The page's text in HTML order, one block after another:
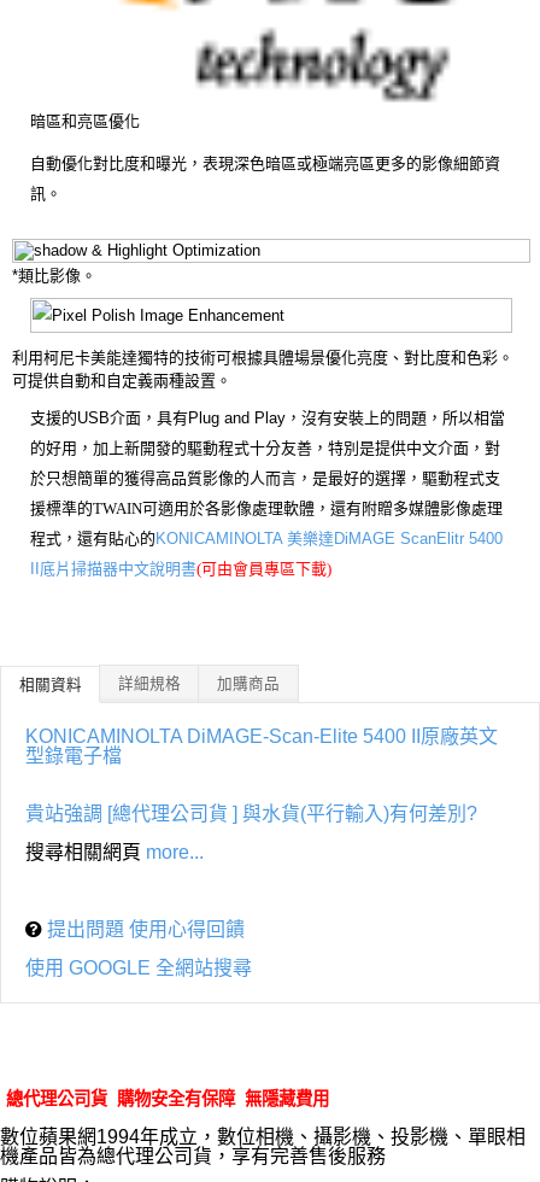
暗區和亮區優化
自動優化對比度和曝光，表現深色暗區或極端亮區更多的影像細節資
訊。
*類比影像。
利用柯尼卡美能達獨特的技術可根據具體場景優化亮度、對比度和色彩。
可提供自動和自定義兩種設置。
支援的USB介面，具有Plug and Play，沒有安裝上的問題，所以相當
的好用，加上新開發的驅動程式十分友善，特別是提供中文介面，對
於只想簡單的獲得高品質影像的人而言，是最好的選擇，驅動程式支
援標準的TWAIN可適用於各影像處理軟體 ，還有附贈多媒體影像處理
程式 ， 還有貼心的KONICAMINOLTA 美樂達DiMAGE ScanElitr 5400
II底片掃描器中文說明書(可由會員專區下載)
相關資料 詳細規格 加購商品
KONICAMINOLTA DiMAGE-Scan-Elite 5400 II原廠英文
型錄電子檔
貴站強調 [總代理公司貨 ] 與水貨(平行輸入)有何差別?
搜尋相關網頁 more...
提出問題 使用心得回饋
使用 GOOGLE 全網站搜尋
總代理公司貨 購物安全有保障 無隱藏費用
數位蘋果網1994年成立，數位相機、攝影機、投影機、單眼相
機產品皆為總代理公司貨，享有完善售後服務